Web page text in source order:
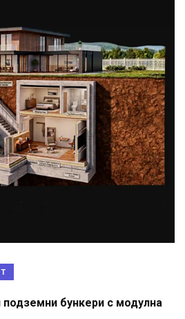
бункери с модулна